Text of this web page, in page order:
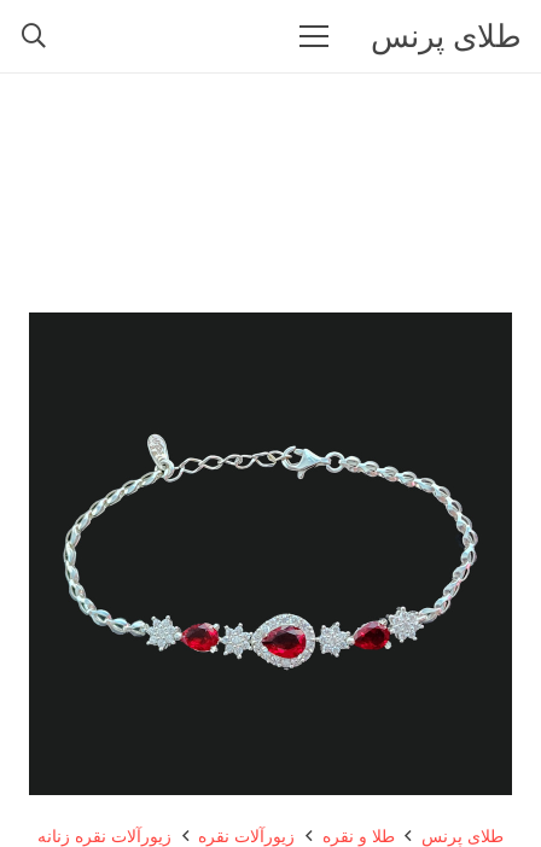
طلای پرنس
طلای پرنس طلا و نقره زیورآلات نقره
زیورآلات نقره زنانه